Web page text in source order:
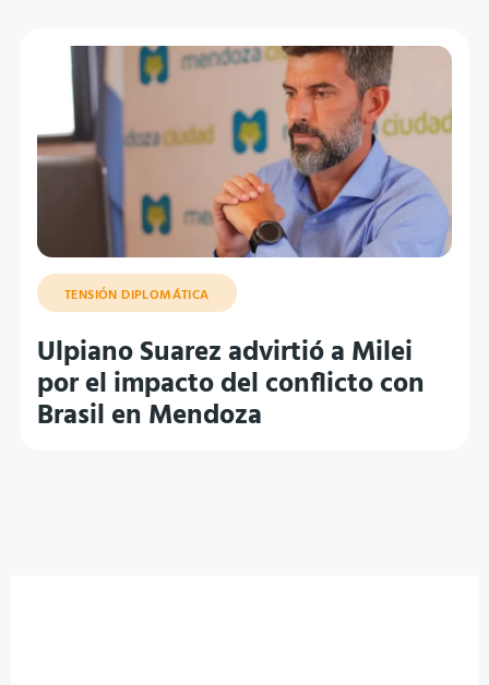
TENSIÓN DIPLOMÁTICA
Ulpiano Suarez advirtió a Milei
por el impacto del conflicto con
Brasil en Mendoza